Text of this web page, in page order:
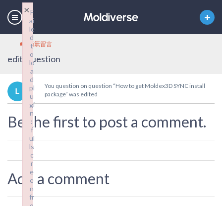
尚無留言
edit_question
You question on question “How to get Moldex3D SYNC install
package” was edited
Be the first to post a comment.
Add a comment
F
ai
le
d
t
o
lo
a
d
pl
u
gi
n
:
f
ul
ls
c
r
e
e
n
fr
×